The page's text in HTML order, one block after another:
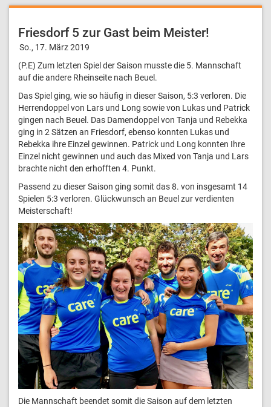
Friesdorf 5 zur Gast beim Meister!
So., 17. März 2019
(P.E) Zum letzten Spiel der Saison musste die 5. Mannschaft
auf die andere Rheinseite nach Beuel.
Das Spiel ging, wie so häufig in dieser Saison, 5:3 verloren. Die
Herrendoppel von Lars und Long sowie von Lukas und Patrick
gingen nach Beuel. Das Damendoppel von Tanja und Rebekka
ging in 2 Sätzen an Friesdorf, ebenso konnten Lukas und
Rebekka ihre Einzel gewinnen. Patrick und Long konnten Ihre
Einzel nicht gewinnen und auch das Mixed von Tanja und Lars
brachte nicht den erhofften 4. Punkt.
Passend zu dieser Saison ging somit das 8. von insgesamt 14
Spielen 5:3 verloren. Glückwunsch an Beuel zur verdienten
Meisterschaft!
Die Mannschaft beendet somit die Saison auf dem letzten